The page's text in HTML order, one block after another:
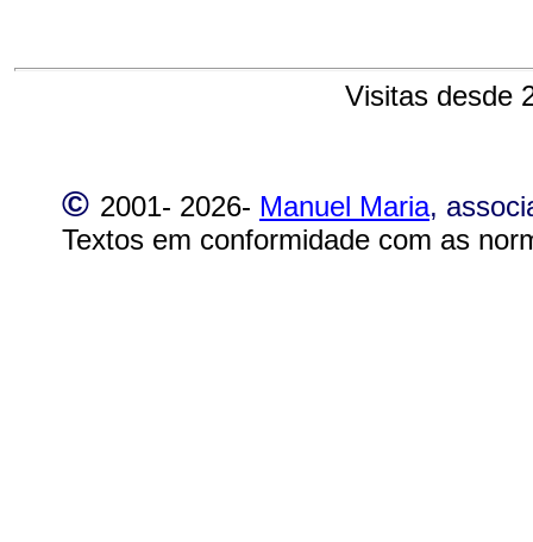
Visitas desde
© 2001- 2026- Manuel Maria,
Textos em conformidade com as